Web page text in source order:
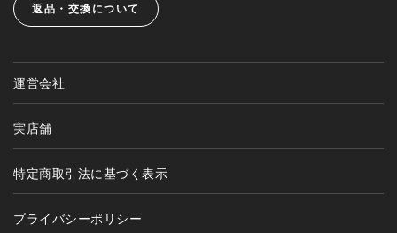
返品・交換について
運営会社
実店舗
特定商取引法に基づく表示
プライバシーポリシー